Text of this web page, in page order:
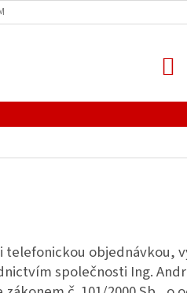
telefonickou objednávkou,
společnosti Ing.